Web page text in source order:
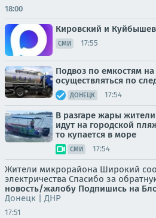
18:00
Кировский и
СМИ 17:55
Подвоз по емкостям
осуществляться по
ДОНЕЦК 17:54
В разгаре жары
идут на городской
то купается в море
СМИ 17:54
Жители микрорайона Широкий
электричества Спасибо за
новость/жалобу Подпишись на
Донецк | ДНР
17:51